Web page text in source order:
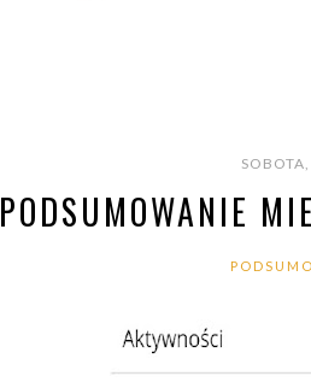
PODSUMOWANIE